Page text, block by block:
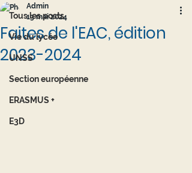
Tous les posts
Vie du lycée
UNSS
Section européenne
ERASMUS +
E3D
Faites de l'EAC, édition
2023-2024
Admin
13 mai 2024